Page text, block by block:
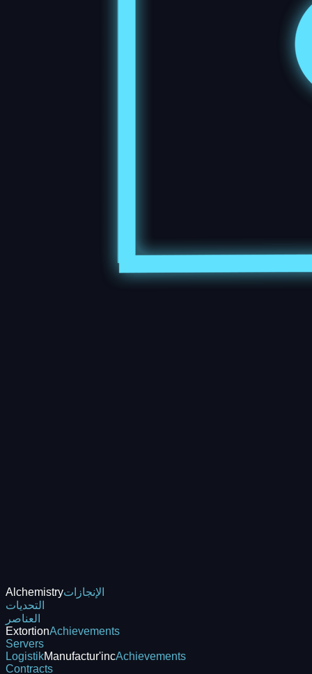
Alchemistryالإنجازات
التحديات
العناصر
ExtortionAchievements
Servers
LogistikManufactur'incAchievements
Contracts